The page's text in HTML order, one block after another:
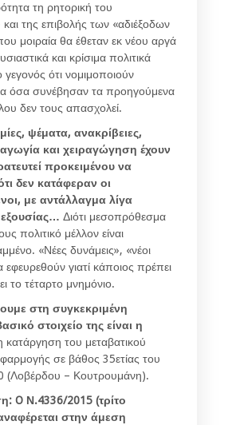
τη ρητορική του
και της επιβολής των «αδιέξοδων
μοιραία θα έθεταν εκ νέου αργά
και κρίσιμα πολιτικά
ότι νομιμοποιούν
όσα συνέβησαν τα προηγούμενα
δεν τους απασχολεί.
ψέματα, ανακρίβειες,
και χειραγώγηση έχουν
προκειμένου να
δεν κατάφεραν οι
με αντάλλαγμα λίγα
Διότι μεσοπρόθεσμα
πολιτικό μέλλον είναι
«Νέες δυνάμεις», «νέοι
γιατί κάποιος πρέπει
το τέταρτο μνημόνιο.
στη συγκεκριμένη
στοιχείο της είναι η
κατάργηση του μεταβατικού
σε βάθος 35ετίας του
(Λοβέρδου – Κουτρουμάνη).
O Ν.4336/2015 (τρίτο
στην άμεση